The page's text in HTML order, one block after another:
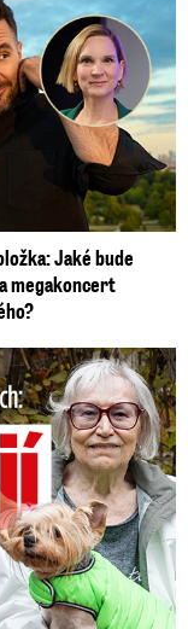
Jaké bude
megakoncert
se jí pejsek!